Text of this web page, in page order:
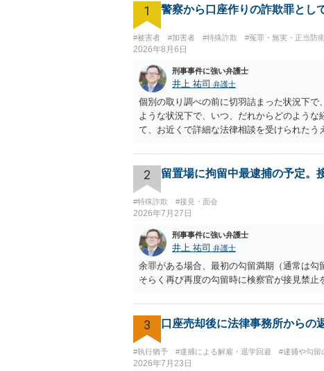
1 警察から口座作りの詐欺罪とし
#被害者 #加害者 #特殊詐欺 #冤罪・無実・正当防
2026年8月6日
刑事事件に強い弁護士
井上 祐司 弁護士
個別の取り調べの前に切羽詰まった状況下
ような状況下で、いつ、だれからどのよう
て、お近くで詳細な法律相談を受けられた
2 留置場に拘留中最逮捕の予定。
#特殊詐欺 #接見・面会
2026年7月27日
刑事事件に強い弁護士
井上 祐司 弁護士
余罪がある場合、最初の勾留満期（通常は
そらく再び再度の勾留時に検察官が接見禁止
3 口座売却後に法律事務所からの
#執行猶予 #逮捕による解雇・退学回避 #逮捕や勾留
2026年7月23日